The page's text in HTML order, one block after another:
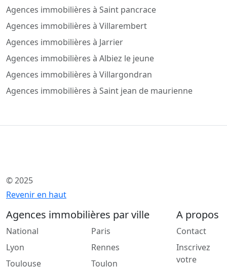
Agences immobilières à Saint pancrace
Agences immobilières à Villarembert
Agences immobilières à Jarrier
Agences immobilières à Albiez le jeune
Agences immobilières à Villargondran
Agences immobilières à Saint jean de maurienne
© 2025
Revenir en haut
Agences immobilières par ville
National
Lyon
Toulouse
Paris
Rennes
Toulon
A propos
Contact
Inscrivez
votre